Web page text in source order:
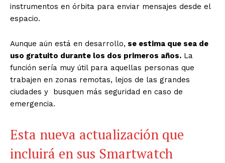
instrumentos en órbita para enviar mensajes desde el
espacio.
Aunque aún está en desarrollo, se estima que sea de
uso gratuito durante los dos primeros años. La
función sería muy útil para aquellas personas que
trabajen en zonas remotas, lejos de las grandes
ciudades y busquen más seguridad en caso de
emergencia.
Esta nueva actualización que
incluirá en sus Smartwatch